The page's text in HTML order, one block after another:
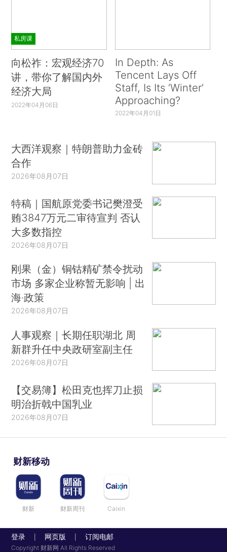
私房课
向松祚：宏观经济70
讲，带你了解国内外
经济大局
2022年04月06日
In Depth: As
Tencent Lays Off
Staff, Is Its ‘Winter’
Approaching?
2022年04月01日
大西洋观察｜特朗普助力金砖
合作
2026年08月07日
特稿｜国航原党委书记樊澄受
贿3847万元二审待宣判 否认
大多数指控
2026年08月07日
刚果（金）铜钴精矿禁令扰动
市场 多家企业称暂无影响 | 出
海·政策
2026年08月07日
人事观察｜长期任职湖北 周
新群升任中央政研室副主任
2026年08月07日
【交易簿】松田克也挥刀止损
明治折戟中国乳业
2026年08月07日
财新移动
财新 财新周刊 Caixin
登录 网页版 订阅电邮
Copyright 财新网 All Rights Reserved